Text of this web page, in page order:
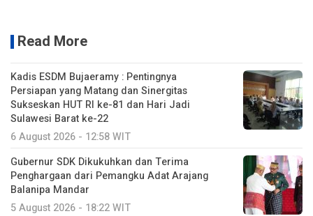
Read More
Kadis ESDM Bujaeramy : Pentingnya
Persiapan yang Matang dan Sinergitas
Sukseskan HUT RI ke-81 dan Hari Jadi
Sulawesi Barat ke-22
6 August 2026 - 12:58 WIT
Gubernur SDK Dikukuhkan dan Terima
Penghargaan dari Pemangku Adat Arajang
Balanipa Mandar
5 August 2026 - 18:22 WIT